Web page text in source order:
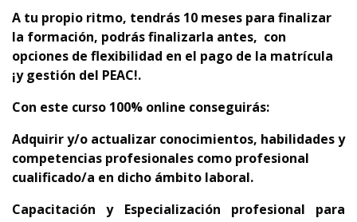
A tu propio ritmo, tendrás 10 meses para finalizar
la formación, podrás finalizarla antes, con
opciones de flexibilidad en el pago de la matrícula
¡y gestión del PEAC!.
Con este curso 100% online conseguirás:
Adquirir y/o actualizar conocimientos, habilidades y
competencias profesionales como profesional
cualificado/a en dicho ámbito laboral.
Capacitación y Especialización profesional para